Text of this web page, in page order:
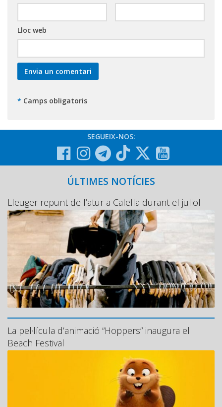
Lloc web
* Camps obligatoris
SEGUEIX-NOS:
ÚLTIMES NOTÍCIES
Lleuger repunt de l’atur a Calella durant el juliol
La pel·lícula d’animació “Hoppers” inaugura el
Beach Festival